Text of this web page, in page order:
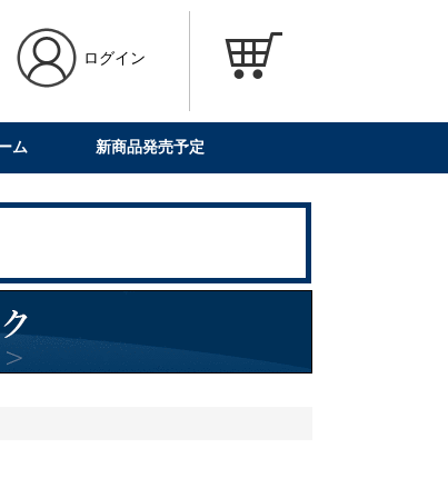
ログイン
ム 新商品発売予定